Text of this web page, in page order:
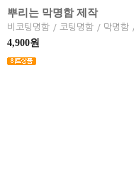
뿌리는 막명함 제작
4,900원